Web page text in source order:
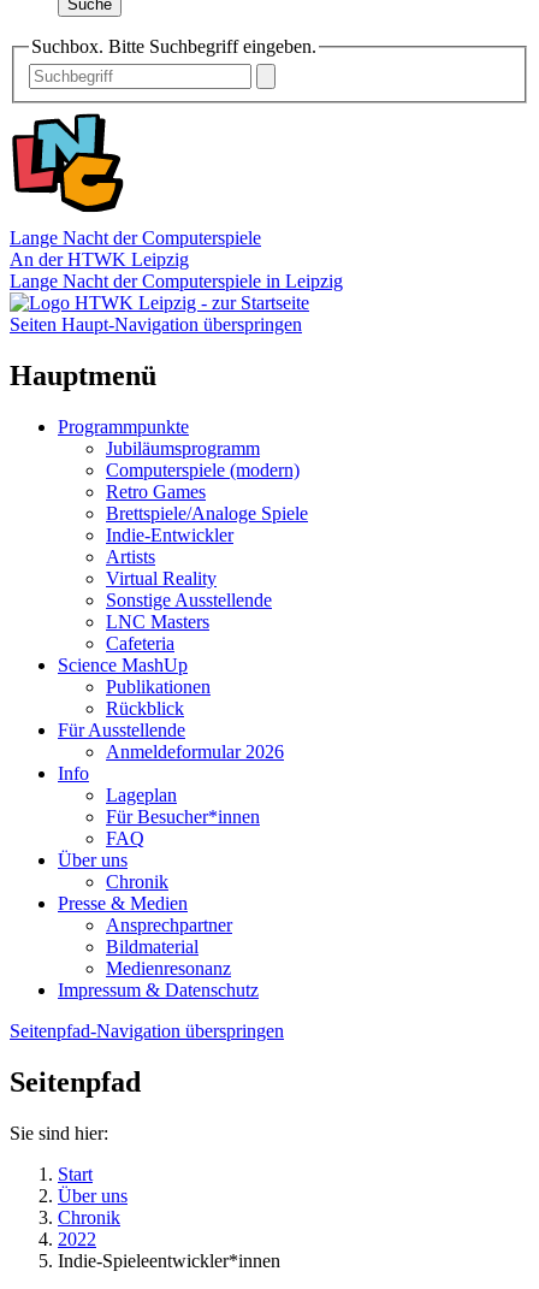
Suche
Suchbox. Bitte Suchbegriff eingeben.
Lange Nacht der Computerspiele
An der HTWK Leipzig
Lange Nacht der Computerspiele in Leipzig
Seiten Haupt-Navigation überspringen
Hauptmenü
Programmpunkte
Jubiläumsprogramm
Computerspiele (modern)
Retro Games
Brettspiele/Analoge Spiele
Indie-Entwickler
Artists
Virtual Reality
Sonstige Ausstellende
LNC Masters
Cafeteria
Science MashUp
Publikationen
Rückblick
Für Ausstellende
Anmeldeformular 2026
Info
Lageplan
Für Besucher*innen
FAQ
Über uns
Chronik
Presse & Medien
Ansprechpartner
Bildmaterial
Medienresonanz
Impressum & Datenschutz
Seitenpfad-Navigation überspringen
Seitenpfad
Sie sind hier:
Start
Über uns
Chronik
2022
Indie-Spieleentwickler*innen